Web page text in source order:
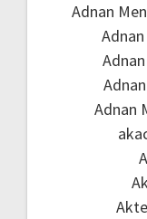
Adnan
Adnan